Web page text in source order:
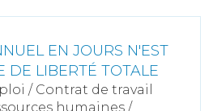
EN JOURS N'EST
DE LIBERTÉ TOTALE
/ Contrat de travail
humaines /